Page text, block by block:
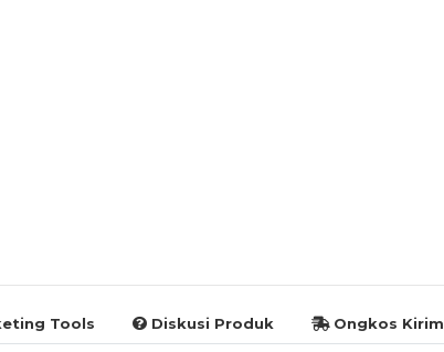
Tools Diskusi Produk Ongkos Kirim